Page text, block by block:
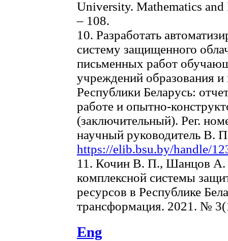
University. Mathematics
– 108.
10. Разработать
систему защищенного
письменных работ
учреждений образования
Республики Беларусь:
работе и опытно-
(заключительный). Рег.
научный руководитель В.
https://elib.bsu.by/handle/
11. Кочин В. П., Шанцов А.
комплексной системы
ресурсов в Республике
трансформация. 2021. №
Eng